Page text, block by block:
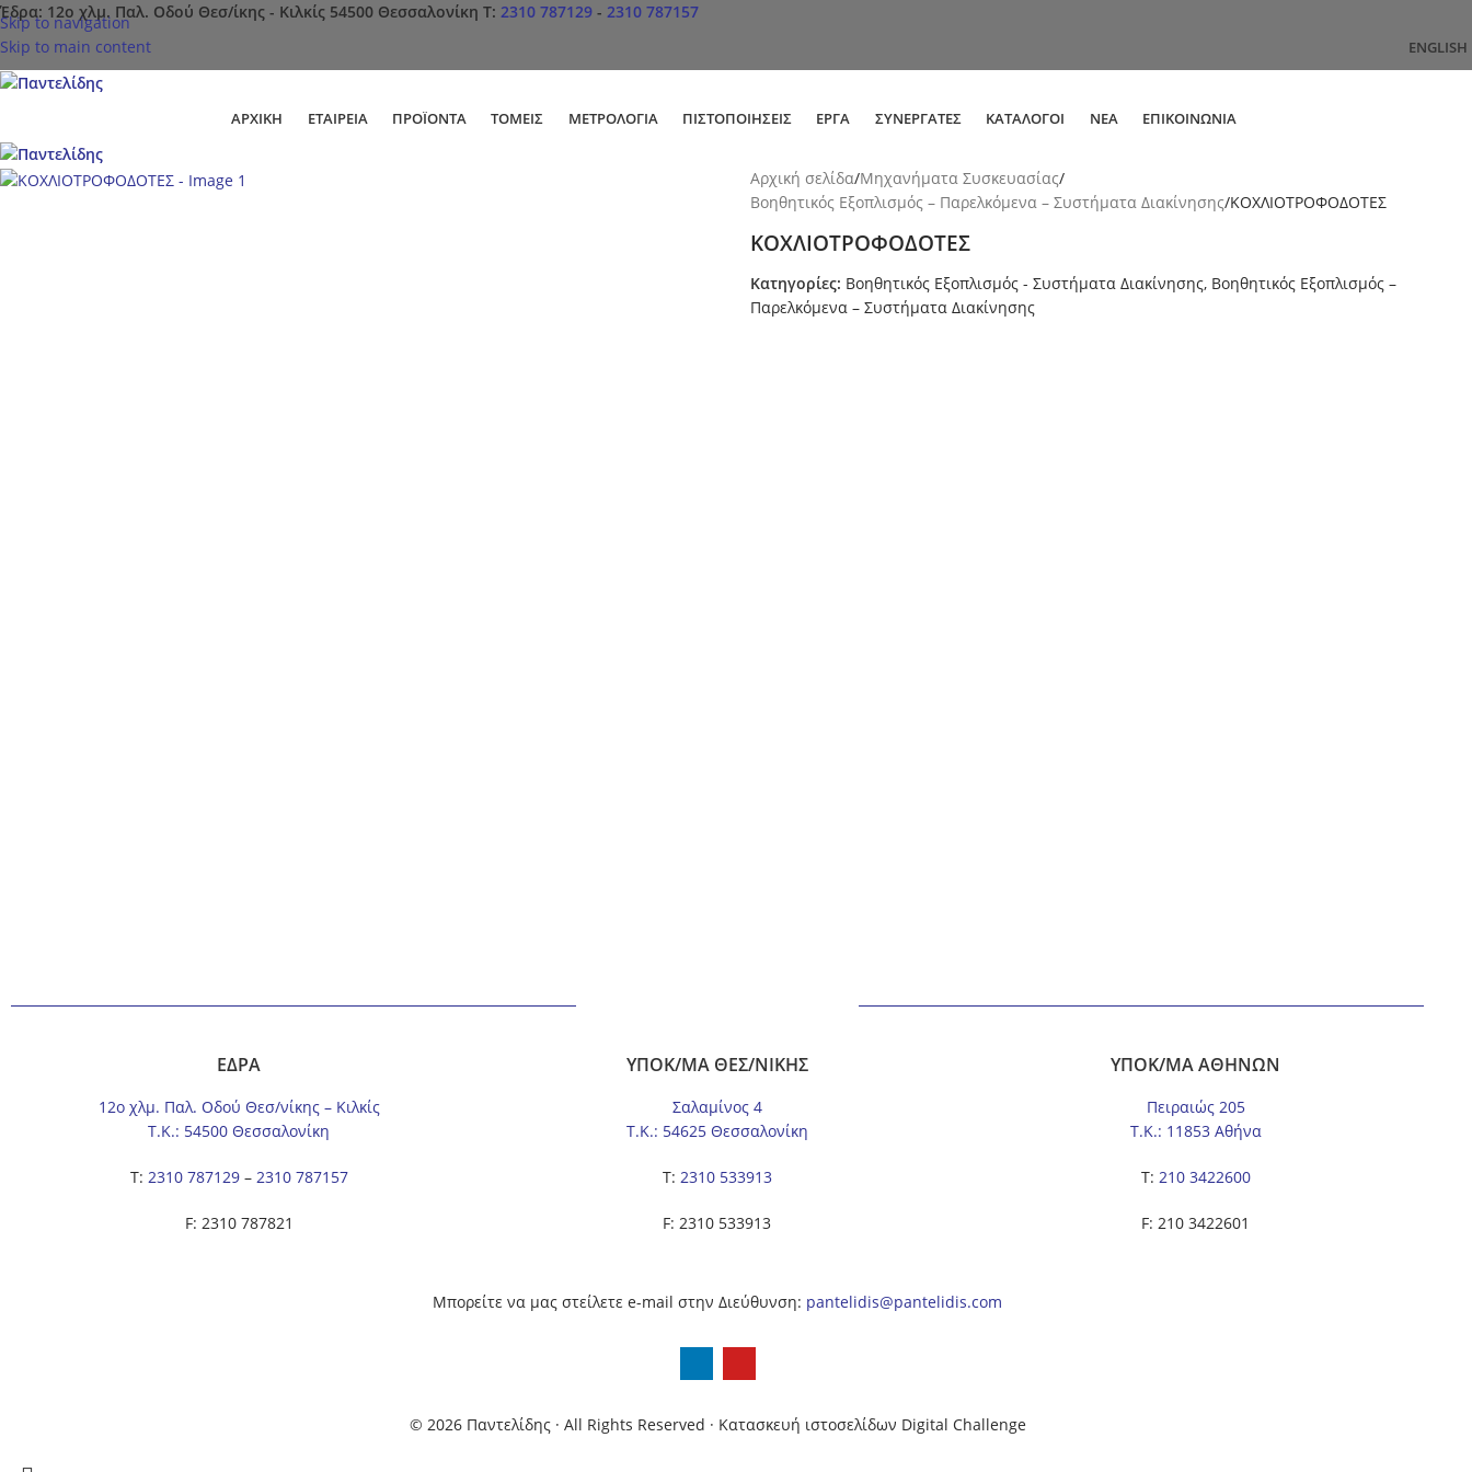
Skip to navigation
Skip to main content
Έδρα: 12ο χλμ. Παλ. Οδού Θεσ/ίκης - Κιλκίς 54500 Θεσσαλονίκη Τ: 2310 787129 - 2310 787157
ENGLISH
ΑΡΧΙΚΉ ΕΤΑΙΡΕΊΑ ΠΡΟΪΌΝΤΑ ΤΟΜΕΊΣ ΜΕΤΡΟΛΟΓΊΑ ΠΙΣΤΟΠΟΙΉΣΕΙΣ ΕΡΓΑ ΣΥΝΕΡΓΆΤΕΣ ΚΑΤΆΛΟΓΟΙ ΝΈΑ ΕΠΙΚΟΙΝΩΝΊΑ
Αρχική σελίδα Μηχανήματα Συσκευασίας
Βοηθητικός Εξοπλισμός – Παρελκόμενα – Συστήματα Διακίνησης ΚΟΧΛΙΟΤΡΟΦΟΔΟΤΕΣ
ΚΟΧΛΙΟΤΡΟΦΟΔΟΤΕΣ
Κατηγορίες: Βοηθητικός Εξοπλισμός - Συστήματα Διακίνησης, Βοηθητικός Εξοπλισμός –
Παρελκόμενα – Συστήματα Διακίνησης
ΕΔΡΑ
12ο χλμ. Παλ. Οδού Θεσ/νίκης – Κιλκίς
Τ.Κ.: 54500 Θεσσαλονίκη
Τ: 2310 787129– 2310 787157
F: 2310 787821
ΥΠΟΚ/ΜΑ ΘΕΣ/ΝΙΚΗΣ
Σαλαμίνος 4
Τ.Κ.: 54625 Θεσσαλονίκη
Τ: 2310 533913
F: 2310 533913
ΥΠΟΚ/ΜΑ ΑΘΗΝΩΝ
Πειραιώς 205
Τ.Κ.: 11853 Αθήνα
Τ: 210 3422600
F: 210 3422601
Μπορείτε να μας στείλετε e-mail στην Διεύθυνση: pantelidis@pantelidis.com
© 2026 Παντελίδης · All Rights Reserved · Κατασκευή ιστοσελίδων Digital Challenge